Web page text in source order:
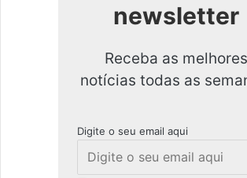
newsletter
Receba as melhores
notícias todas as
Digite o seu email aqui